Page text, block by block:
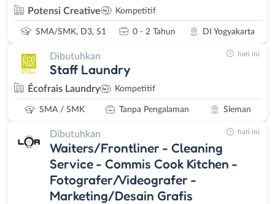
Potensi Creative Kompetitif
SMA/SMK, D3, S1 0 - 2 Tahun DI Yogyakarta
Dibutuhkan
Staff Laundry
Écofrais Laundry Kompetitif
SMA / SMK Tanpa Pengalaman Sleman
hari ini
Dibutuhkan
Waiters/Frontliner - Cleaning
Service - Commis Cook Kitchen -
Fotografer/Videografer -
Marketing/Desain Grafis
hari ini